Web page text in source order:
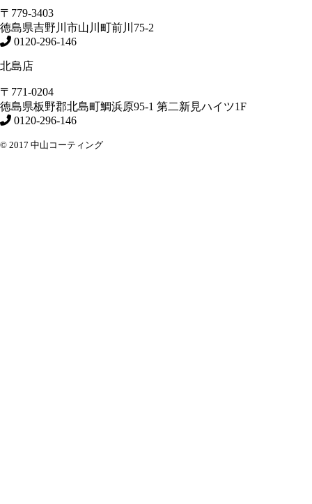
〒779-3403
徳島県吉野川市山川町前川75-2
0120-296-146
北島店
〒771-0204
徳島県板野郡北島町鯛浜原95-1 第二新見ハイツ1F
0120-296-146
© 2017 中山コーティング